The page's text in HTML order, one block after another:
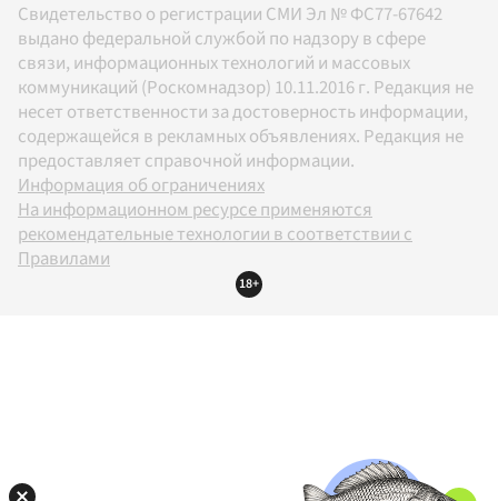
Свидетельство о регистрации СМИ Эл № ФС77-67642
выдано федеральной службой по надзору в сфере
связи, информационных технологий и массовых
коммуникаций (Роскомнадзор) 10.11.2016 г. Редакция не
несет ответственности за достоверность информации,
содержащейся в рекламных объявлениях. Редакция не
предоставляет справочной информации.
Информация об ограничениях
На информационном ресурсе применяются
рекомендательные технологии в соответствии с
Правилами
18+